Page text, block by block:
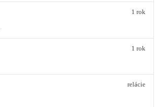
1 rok
1 rok
relácie